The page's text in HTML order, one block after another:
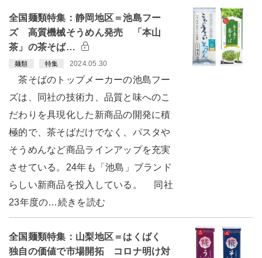
全国麺類特集：静岡地区＝池島フー
ズ 高質機械そうめん発売 「本山
茶」の茶そば…
麺類 特集 2024.05.30
茶そばのトップメーカーの池島フー
ズは、同社の技術力、品質と味へのこ
だわりを具現化した新商品の開発に積
極的で、茶そばだけでなく、パスタや
そうめんなど商品ラインアップを充実
させている。24年も「池島」ブランド
らしい新商品を投入している。 同社
23年度の…続きを読む
全国麺類特集：山梨地区＝はくばく
独自の価値で市場開拓 コロナ明け対